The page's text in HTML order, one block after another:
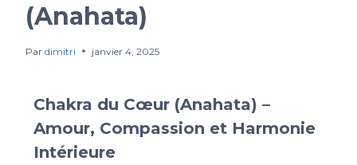
(Anahata)
Par dimitri janvier 4, 2025
Chakra du Cœur (Anahata) –
Amour, Compassion et Harmonie
Intérieure